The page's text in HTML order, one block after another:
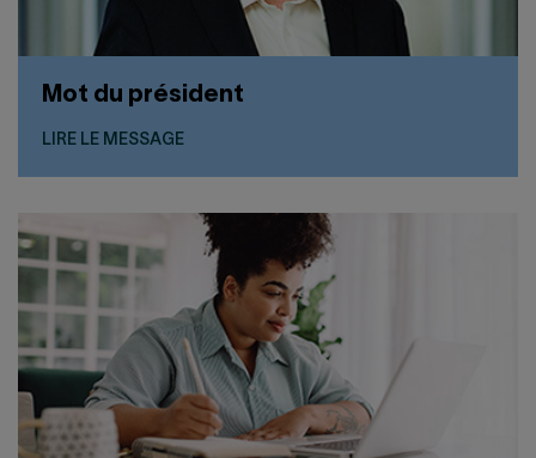
Mot du président
LIRE LE MESSAGE